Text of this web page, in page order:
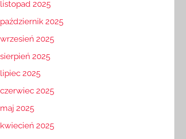
listopad 2025
październik 2025
wrzesień 2025
sierpień 2025
lipiec 2025
czerwiec 2025
maj 2025
kwiecień 2025